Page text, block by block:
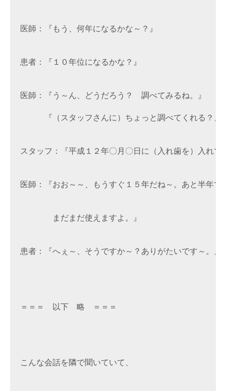
医師：『もう、何年になるかな～？』
患者：『１０年位になるかな？』
医師：『う～ん、どうだろう？　調べてみるね。』
『（スタッフさんに）ちょっと調べてくれる？』
スタッフ：『平成１２年〇月〇日に（入れ歯を）入れて
医師：『おお～～、もうすぐ１５年だね～。あと半年で
まだまだ使えますよ。』
患者：『へぇ～、そうですか～？ありがたいです～。』
＝＝＝　以下　略　＝＝＝
こんな会話を隣で聞いていて、